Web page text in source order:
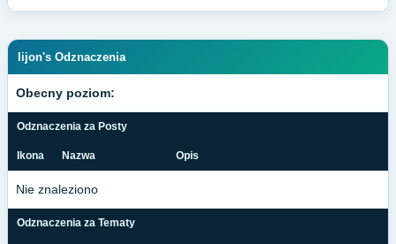
lijon's Odznaczenia
Obecny poziom:
Odznaczenia za Posty
Ikona Nazwa Opis
Nie znaleziono
Odznaczenia za Tematy